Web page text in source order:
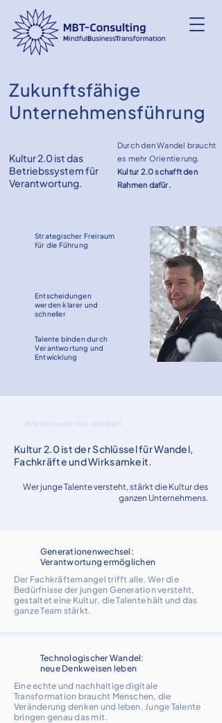
Zukunftsfähige
Unternehmensführung
Kultur 2.0 ist das
Betriebssystem für
Verantwortung.
Durch den Wandel braucht
es mehr Orientierung.
Kultur 2.0 schafft den
Rahmen dafür.
Strategischer Freiraum
für die Führung
Entscheidungen
werden klarer und
schneller
Talente binden durch
Verantwortung und
Entwicklung
Arbeitswelt neu denken
Kultur 2.0 ist der Schlüssel für Wandel,
Fachkräfte und Wirksamkeit.
Wer junge Talente versteht, stärkt die Kultur des
ganzen Unternehmens.
Generationenwechsel:
Verantwortung ermöglichen
Der Fachkräftemangel trifft alle. Wer die
Bedürfnisse der jungen Generation versteht,
gestaltet eine Kultur, die Talente hält und das
ganze Team stärkt.
Technologischer Wandel:
neue Denkweisen leben
Eine echte und nachhaltige digitale
Transformation braucht Menschen, die
Veränderung denken und leben. Junge Talente
bringen genau das mit.